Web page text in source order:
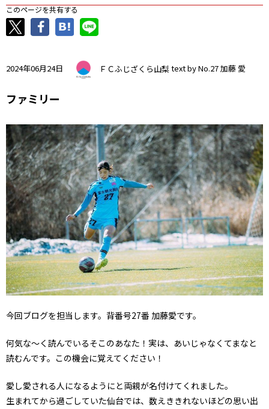
このページを共有する
2024年06月24日 ＦＣふじざくら山梨text by No.27 加藤 愛
ファミリー
今回ブログを担当します。背番号27番 加藤愛です。
何気な〜く読んでいるそこのあなた！実は、あいじゃなくてまなと
読むんです。この機会に覚えてください！
愛し愛される人になるようにと両親が名付けてくれました。
生まれてから過ごしていた仙台では、数えききれないほどの思い出